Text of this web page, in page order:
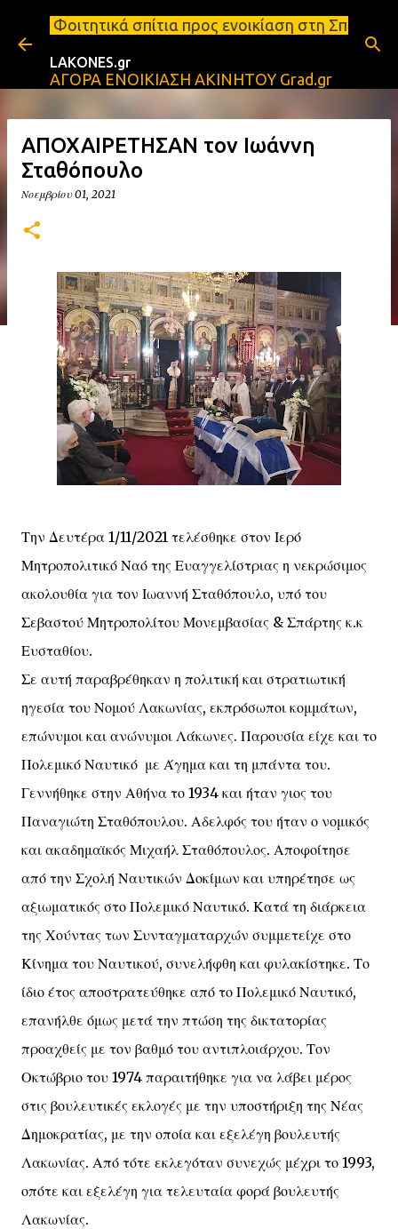
Μετάβαση στο κύριο περιεχόμενο
προς ενοικίαση στη Σπάρτη Ενοικιάσεις
LAKONES.gr
ΑΓΟΡΑ ΕΝΟΙΚΙΑΣΗ ΑΚΙΝΗΤΟΥ Grad.gr
ΑΠΟΧΑΙΡΕΤΗΣΑΝ τον Ιωάννη
Σταθόπουλο
Νοεμβρίου 01, 2021
Την Δευτέρα 1/11/2021 τελέσθηκε στον Ιερό
Μητροπολιτικό Ναό της Ευαγγελίστριας η νεκρώσιμος
ακολουθία για τον Ιωαννή Σταθόπουλο, υπό του
Σεβαστού Μητροπολίτου Μονεμβασίας & Σπάρτης κ.κ
Ευσταθίου.
Σε αυτή παραβρέθηκαν η πολιτική και στρατιωτική
ηγεσία του Νομού Λακωνίας, εκπρόσωποι κομμάτων,
επώνυμοι και ανώνυμοι Λάκωνες. Παρουσία είχε και το
Πολεμικό Ναυτικό με Άγημα και τη μπάντα του.
Γεννήθηκε στην Αθήνα το 1934 και ήταν γιος του
Παναγιώτη Σταθόπουλου. Αδελφός του ήταν ο νομικός
και ακαδημαϊκός Μιχαήλ Σταθόπουλος. Αποφοίτησε
από την Σχολή Ναυτικών Δοκίμων και υπηρέτησε ως
αξιωματικός στο Πολεμικό Ναυτικό. Κατά τη διάρκεια
της Χούντας των Συνταγματαρχών συμμετείχε στο
Κίνημα του Ναυτικού, συνελήφθη και φυλακίστηκε. Το
ίδιο έτος αποστρατεύθηκε από το Πολεμικό Ναυτικό,
επανήλθε όμως μετά την πτώση της δικτατορίας
προαχθείς με τον βαθμό του αντιπλοιάρχου. Τον
Οκτώβριο του 1974 παραιτήθηκε για να λάβει μέρος
στις βουλευτικές εκλογές με την υποστήριξη της Νέας
Δημοκρατίας, με την οποία και εξελέγη βουλευτής
Λακωνίας. Από τότε εκλεγόταν συνεχώς μέχρι το 1993,
οπότε και εξελέγη για τελευταία φορά βουλευτής
Λακωνίας.